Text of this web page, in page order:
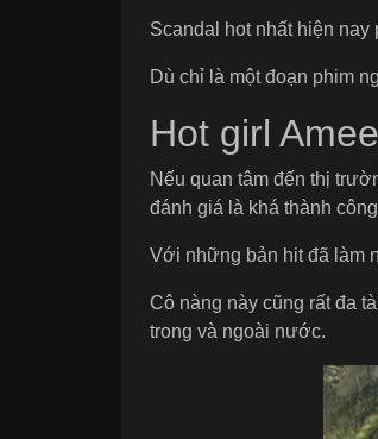
Scandal hot nhất hiện nay
Dù chỉ là một đoạn phim
Hot girl
Nếu quan tâm đến thị
đánh giá là khá thành
Với những bản hit đã làm
Cô nàng này cũng rất đa
trong và ngoài nước.